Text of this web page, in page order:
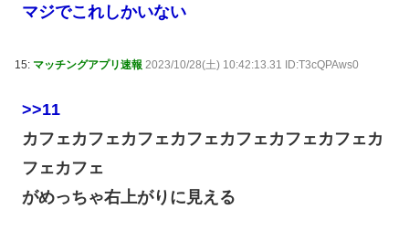
マジでこれしかいない
15: マッチングアプリ速報 2023/10/28(土) 10:42:13.31 ID:T3cQPAws0
>>11
カフェカフェカフェカフェカフェカフェカフェカ
フェカフェ
がめっちゃ右上がりに見える